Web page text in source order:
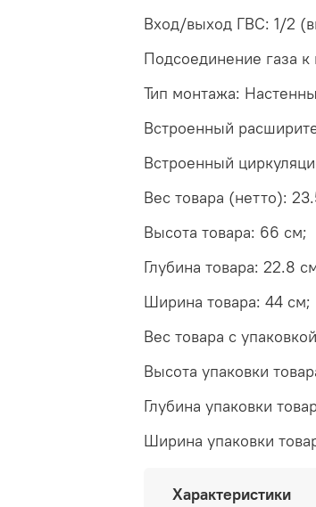
Вход/выход ГВС: 1/2
Подсоединение газа
Тип монтажа:
Встроенный
Встроенный
Вес товара (нетто):
Высота товара: 66 см;
Глубина товара: 22.8
Ширина товара: 44 см;
Вес товара с
Высота упаковки
Глубина упаковки
Ширина упаковки
Характеристики